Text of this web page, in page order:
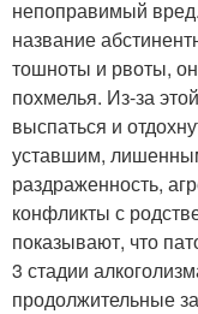
непоправимый
название
тошноты и рвоты,
похмелья. Из-за
выспаться и
уставшим,
раздраженность,
конфликты с
показывают, что
3 стадии
продолжительные